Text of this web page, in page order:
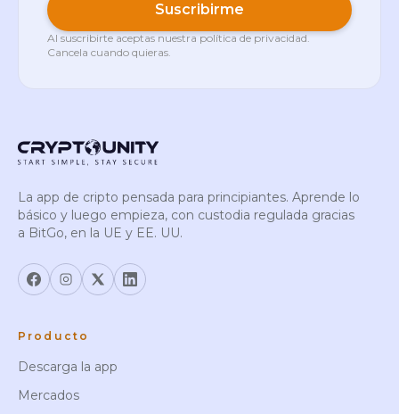
Suscribirme
Al suscribirte aceptas nuestra política de privacidad.
Cancela cuando quieras.
La app de cripto pensada para principiantes. Aprende lo
básico y luego empieza, con custodia regulada gracias
a BitGo, en la UE y EE. UU.
Producto
Descarga la app
Mercados